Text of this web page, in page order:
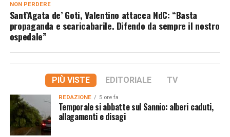
NON PERDERE
Sant’Agata de’ Goti, Valentino attacca NdC: “Basta
propaganda e scaricabarile. Difendo da sempre il nostro
ospedale”
PIÙ VISTE EDITORIALE TV
REDAZIONE 5 ore fa
Temporale si abbatte sul Sannio: alberi caduti,
allagamenti e disagi